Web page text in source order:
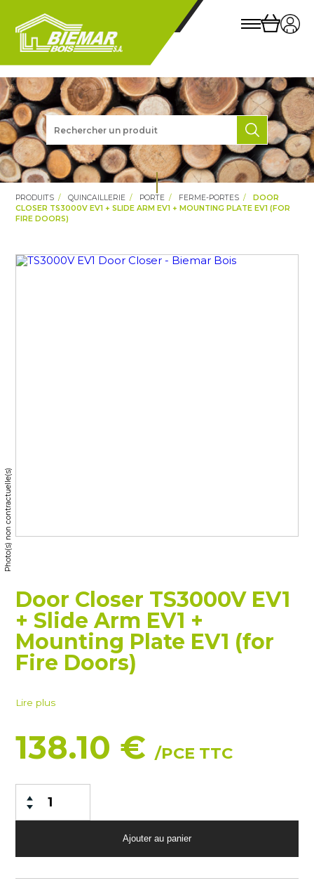
PRODUITS QUINCAILLERIE PORTE FERME-PORTES
DOOR
CLOSER TS3000V EV1 + SLIDE ARM EV1 + MOUNTING PLATE EV1 (FOR
FIRE DOORS)
Photo(s) non contractuelle(s)
Door Closer TS3000V EV1
+ Slide Arm EV1 +
Mounting Plate EV1 (for
Fire Doors)
Lire plus
138.10 €/PCE TTC